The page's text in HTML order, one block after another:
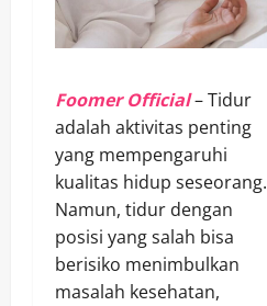
Foomer Official– Tidur
adalah aktivitas penting
yang mempengaruhi
kualitas hidup seseorang.
Namun, tidur dengan
posisi yang salah bisa
berisiko menimbulkan
masalah kesehatan,